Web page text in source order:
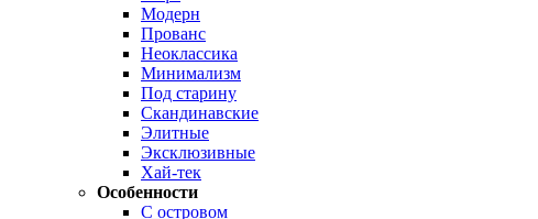
Модерн
Прованс
Неоклассика
Минимализм
Под старину
Скандинавские
Элитные
Эксклюзивные
Хай-тек
Особенности
С островом